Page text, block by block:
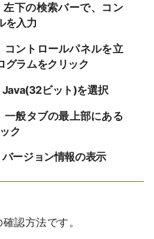
左下の検索バーで、コン
を入力
コントロールパネルを立
グラムをクリック
Java(32ビット)を選択
一般タブの最上部にある
ク
バージョン情報の表示
認方法です。